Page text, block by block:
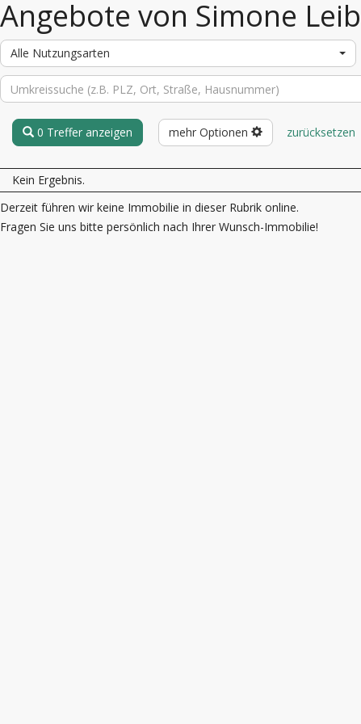
Angebote von Simone Leib
Alle Nutzungsarten
0 Treffer anzeigen mehr Optionen zurücksetzen
Kein Ergebnis.
Derzeit führen wir keine Immobilie in dieser Rubrik online.
Fragen Sie uns bitte persönlich nach Ihrer Wunsch-Immobilie!